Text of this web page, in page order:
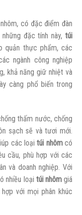
có đặc điểm đàn
đặc tính này, túi
quản thực phẩm, các
ngành công nghiệp
khả năng giữ nhiệt và
càng phổ biến trong
thấm nước, chống
sạch sẽ và tươi mới.
các loạitúi nhômcó
cầu, phù hợp với các
và doanh nghiệp. Với
nhiều loại túi nhômgiá
với mọi phân khúc